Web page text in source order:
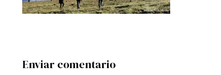
Enviar comentario